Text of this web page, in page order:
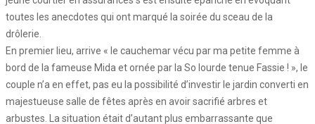
toutes les anecdotes qui ont marqué la soirée du sceau de la
drôlerie.
En premier lieu, arrive « le cauchemar vécu par ma petite femme à
bord de la fameuse Mida et ornée par la So lourde tenue Fassie ! », le
couple n’a en effet, pas eu la possibilité d’investir le jardin converti en
majestueuse salle de fêtes après en avoir sacrifié arbres et
arbustes. La situation était d’autant plus embarrassante que